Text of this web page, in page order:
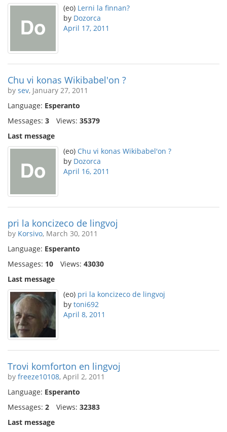
(eo) Lerni la finnan?
by Dozorca
April 17, 2011
Chu vi konas Wikibabel'on ?
by sev, January 27, 2011
Language: Esperanto
Messages: 3 Views: 35379
Last message
(eo) Chu vi konas Wikibabel'on ?
by Dozorca
April 16, 2011
pri la koncizeco de lingvoj
by Korsivo, March 30, 2011
Language: Esperanto
Messages: 10 Views: 43030
Last message
(eo) pri la koncizeco de lingvoj
by toni692
April 8, 2011
Trovi komforton en lingvoj
by freeze10108, April 2, 2011
Language: Esperanto
Messages: 2 Views: 32383
Last message